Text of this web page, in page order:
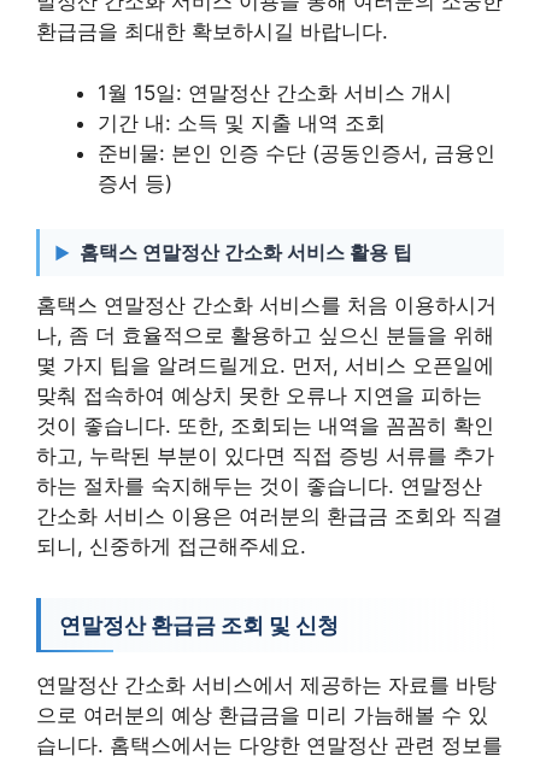
환급금을 최대한 확보하시길 바랍니다.
1월 15일: 연말정산 간소화 서비스 개시
기간 내: 소득 및 지출 내역 조회
준비물: 본인 인증 수단 (공동인증서, 금융인
증서 등)
홈택스 연말정산 간소화 서비스 활용 팁
홈택스 연말정산 간소화 서비스를 처음 이용하시거
나, 좀 더 효율적으로 활용하고 싶으신 분들을 위해
몇 가지 팁을 알려드릴게요. 먼저, 서비스 오픈일에
맞춰 접속하여 예상치 못한 오류나 지연을 피하는
것이 좋습니다. 또한, 조회되는 내역을 꼼꼼히 확인
하고, 누락된 부분이 있다면 직접 증빙 서류를 추가
하는 절차를 숙지해두는 것이 좋습니다. 연말정산
간소화 서비스 이용은 여러분의 환급금 조회와 직결
되니, 신중하게 접근해주세요.
연말정산 환급금 조회 및 신청
연말정산 간소화 서비스에서 제공하는 자료를 바탕
으로 여러분의 예상 환급금을 미리 가늠해볼 수 있
습니다. 홈택스에서는 다양한 연말정산 관련 정보를